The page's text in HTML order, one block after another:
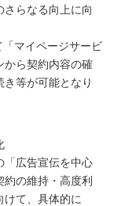
さらなる向上に向
マイページサービ
から契約内容の確
等が可能となり
広告宣伝を中心
の維持・高度利
けて、具体的に